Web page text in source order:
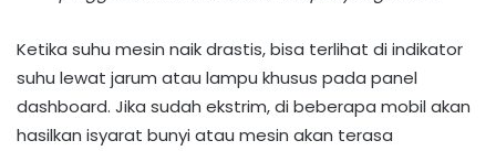
Ketika suhu mesin naik drastis, bisa terlihat di indikator
suhu lewat jarum atau lampu khusus pada panel
dashboard. Jika sudah ekstrim, di beberapa mobil akan
hasilkan isyarat bunyi atau mesin akan terasa